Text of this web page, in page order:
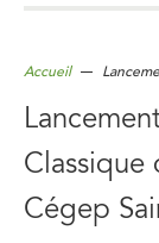
Accueil
Cégep